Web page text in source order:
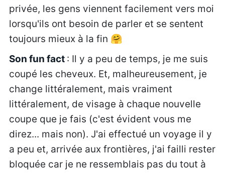
privée, les gens viennent facilement vers moi
lorsqu'ils ont besoin de parler et se sentent
toujours mieux à la fin 🤗
Son fun fact : Il y a peu de temps, je me suis
coupé les cheveux. Et, malheureusement, je
change littéralement, mais vraiment
littéralement, de visage à chaque nouvelle
coupe que je fais (c'est évident vous me
direz... mais non). J'ai effectué un voyage il y
a peu et, arrivée aux frontières, j'ai failli rester
bloquée car je ne ressemblais pas du tout à